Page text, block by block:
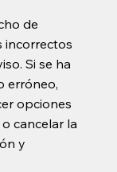
de
incorrectos
Si se ha
erróneo,
opciones
cancelar la
y